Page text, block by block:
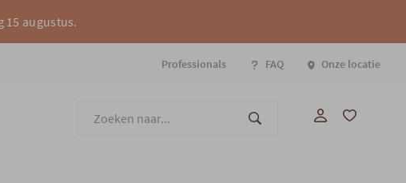
15 augustus.
Professionals FAQ Onze locatie